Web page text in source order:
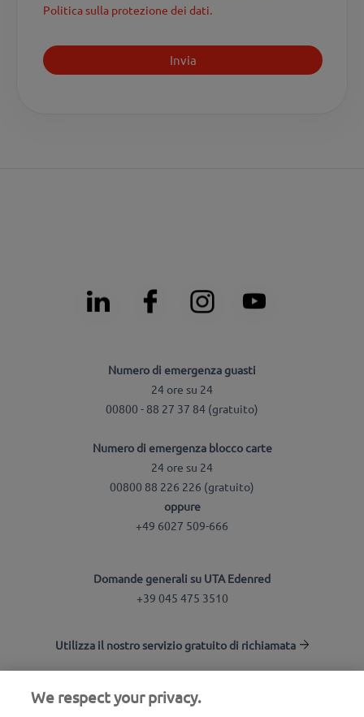
Politica sulla protezione dei dati.
Numero di emergenza guasti
24 ore su 24
00800 - 88 27 37 84 (gratuito)
Numero di emergenza blocco carte
24 ore su 24
00800 88 226 226 (gratuito)
oppure
+49 6027 509-666
Domande generali su UTA Edenred
+39 045 475 3510
Utilizza il nostro servizio gratuito di richiamata
UTA Stationsfinder
We respect your privacy.